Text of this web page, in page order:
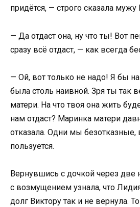
придётся, — строго сказала мужу
— Да отдаст она, ну что ты! Вот
сразу всё отдаст, — как всегда
— Ой, вот только не надо! Я бы
была столь наивной. Зря ты так
матери. На что твоя она жить
нам отдаст? Маринка матери
отказала. Одни мы безотказные,
пользуется.
Вернувшись с дочкой через две
с возмущением узнала, что
долг Виктору так и не вернула.